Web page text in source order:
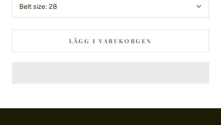
Belt size: 28
LÄGG I VARUKORGEN